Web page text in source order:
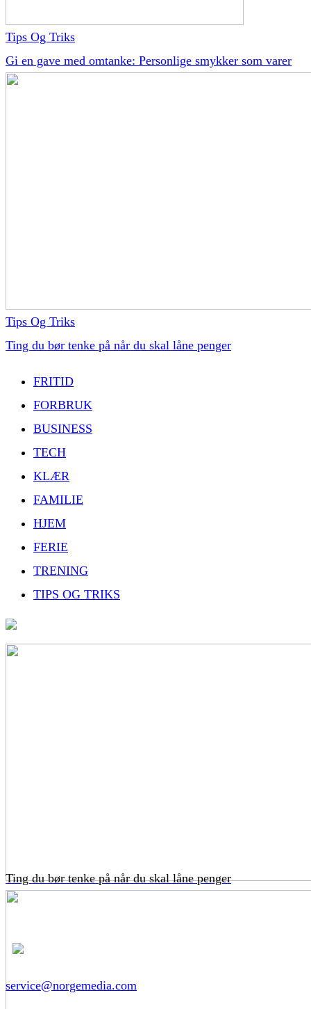
Tips Og Triks
Gi en gave med omtanke: Personlige smykker som varer
Tips Og Triks
Ting du bør tenke på når du skal låne penger
FRITID
FORBRUK
BUSINESS
TECH
KLÆR
FAMILIE
HJEM
FERIE
TRENING
TIPS OG TRIKS
Ting du bør tenke på når du skal låne penger
service@norgemedia.com